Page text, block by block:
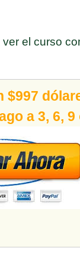
el curso
$997
a 3, 6, 9